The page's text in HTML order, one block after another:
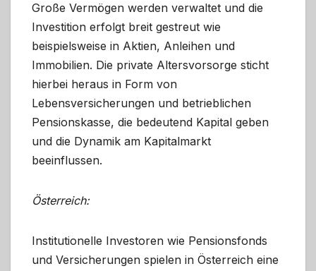
Große Vermögen werden verwaltet und die
Investition erfolgt breit gestreut wie
beispielsweise in Aktien, Anleihen und
Immobilien. Die private Altersvorsorge sticht
hierbei heraus in Form von
Lebensversicherungen und betrieblichen
Pensionskasse, die bedeutend Kapital geben
und die Dynamik am Kapitalmarkt
beeinflussen.
Österreich:
Institutionelle Investoren wie Pensionsfonds
und Versicherungen spielen in Österreich eine